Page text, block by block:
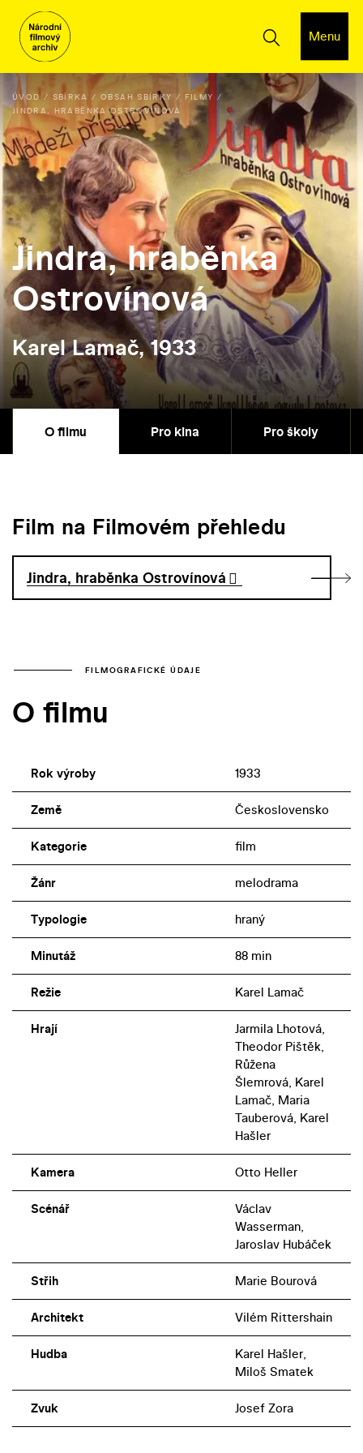
Menu
ÚVOD SBÍRKA OBSAH SBÍRKY
FILMY
JINDRA, HRABĚNKA OSTROVÍNOVÁ
Jindra, hraběnka
Ostrovínová
Karel Lamač, 1933
O filmu Pro kina Pro školy
Film na Filmovém přehledu
Jindra, hraběnka Ostrovínová
FILMOGRAFICKÉ ÚDAJE
O filmu
Rok výroby 1933
Země Československo
Kategorie film
Žánr melodrama
Typologie hraný
Minutáž 88 min
Režie Karel Lamač
Hrají
Jarmila Lhotová,
Theodor Pištěk,
Růžena
Šlemrová, Karel
Lamač, Maria
Tauberová, Karel
Hašler
Kamera Otto Heller
Scénář
Václav
Wasserman,
Jaroslav Hubáček
Střih Marie Bourová
Architekt Vilém Rittershain
Hudba
Karel Hašler,
Miloš Smatek
Zvuk Josef Zora